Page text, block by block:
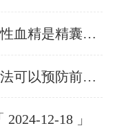
成都正规男科医院前列腺,男性血精是精囊炎吗 •「 2025-01-02 」
成都前列的男科医院,哪些方法可以预防前列腺囊肿 •「 2024-12-26 」
12-18 」